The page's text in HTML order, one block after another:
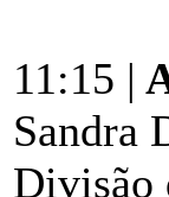
11:15 |
Sandra
Divisão